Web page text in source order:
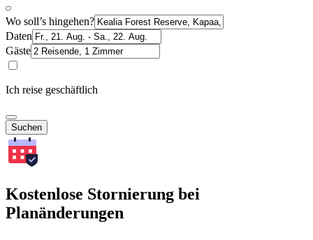
Wo soll’s hingehen?
Daten
Gäste
Ich reise geschäftlich
Suchen
Kostenlose Stornierung bei
Planänderungen